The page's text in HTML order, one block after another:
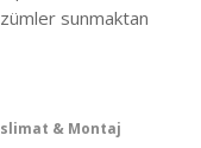
sunmaktan
& Montaj